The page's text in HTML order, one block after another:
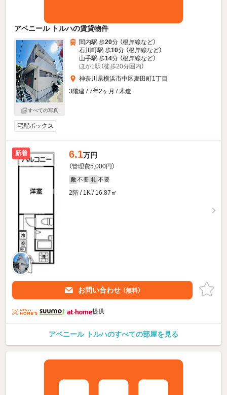
アベニール トルハの賃貸物件
すべての写真
関内駅 歩20分 （根岸線など）
石川町駅 歩10分 （根岸線など）
山手駅 歩14分 （根岸線など）
ほか1駅（徒歩20分圏内）
神奈川県横浜市中区麦田町1丁目
3階建 / 7年2ヶ月 / 木造
宅配ボックス
新着 6.1万円
（管理費5,000円）
敷 不要 礼 不要
2階 / 1K / 16.87㎡
お問い合わせ （無料）
提供
アベニール トルハのすべての部屋を見る